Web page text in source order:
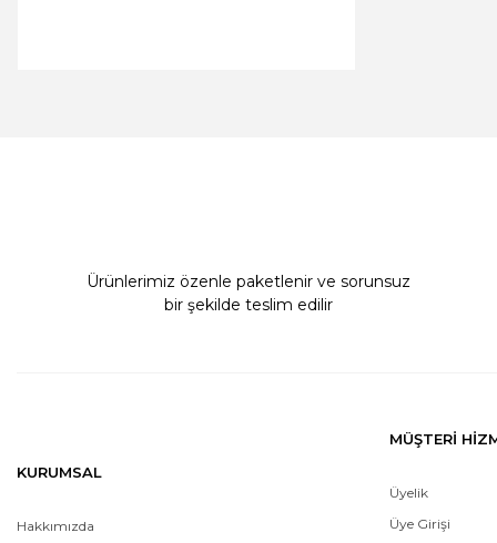
Ürünlerimiz özenle paketlenir ve sorunsuz
bir şekilde teslim edilir
KURUMSAL
Hakkımızda
MÜŞTERİ
Üyelik
Üye Girişi